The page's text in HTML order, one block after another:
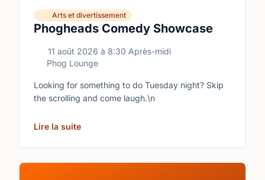
Phogheads Comedy Showcase
Arts et divertissement
11 août 2026 à 8:30 Après-midi
Phog Lounge
Looking for something to do Tuesday night? Skip
the scrolling and come laugh.\n
Lire la suite